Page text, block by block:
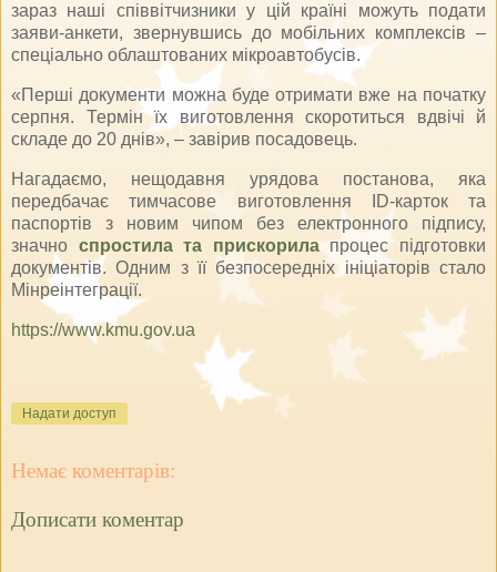
зараз наші співвітчизники у цій країні можуть подати
заяви-анкети, звернувшись до мобільних комплексів –
спеціально облаштованих мікроавтобусів.
«Перші документи можна буде отримати вже на початку
серпня. Термін їх виготовлення скоротиться вдвічі й
складе до 20 днів», – завірив посадовець.
Нагадаємо, нещодавня урядова постанова, яка
передбачає тимчасове виготовлення ID-карток та
паспортів з новим чипом без електронного підпису,
значно спростила та прискорила процес підготовки
документів. Одним з її безпосередніх ініціаторів стало
Мінреінтеграції.
https://www.kmu.gov.ua
Надати доступ
Немає коментарів:
Дописати коментар